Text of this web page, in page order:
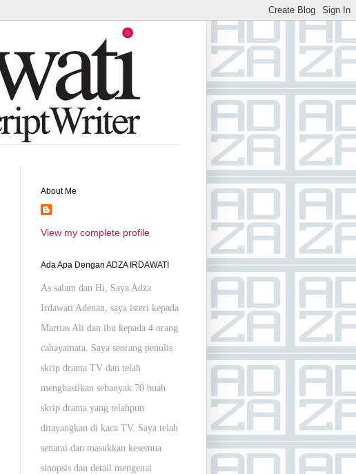
About Me
View my complete profile
Ada Apa Dengan ADZA IRDAWATI
As salam dan Hi, Saya Adza
Irdawati Adenan, saya isteri kepada
Martias Ali dan ibu kepada 4 orang
cahayamata. Saya seorang penulis
skrip drama TV dan telah
menghasilkan sebanyak 70 buah
skrip drama yang telahpun
ditayangkan di kaca TV. Saya telah
senarai dan masukkan kesemua
sinopsis dan detail mengenai